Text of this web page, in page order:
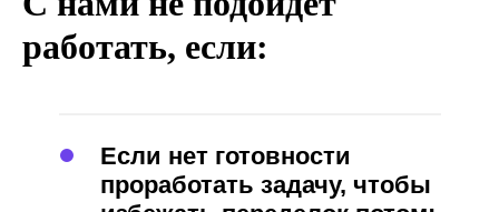
работать, если:
Если нет готовности
проработать задачу, чтобы